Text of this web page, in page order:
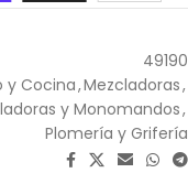
49190
y Cocina,Mezcladoras,
y Monomandos,
Plomería y Grifería